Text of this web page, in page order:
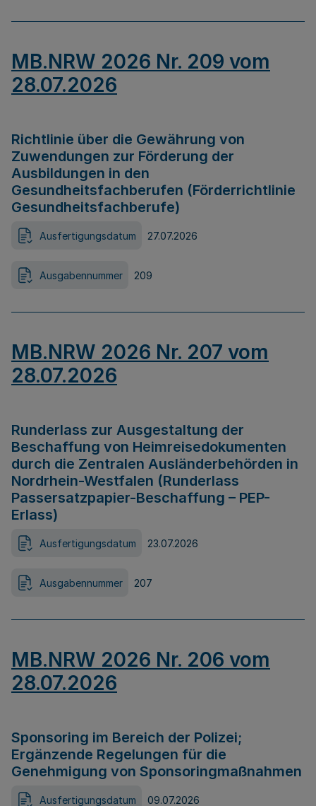
MB.NRW 2026 Nr. 209 vom
28.07.2026
Richtlinie über die Gewährung von
Zuwendungen zur Förderung der
Ausbildungen in den
Gesundheitsfachberufen (Förderrichtlinie
Gesundheitsfachberufe)
Ausfertigungsdatum 27.07.2026
Ausgabennummer 209
MB.NRW 2026 Nr. 207 vom
28.07.2026
Runderlass zur Ausgestaltung der
Beschaffung von Heimreisedokumenten
durch die Zentralen Ausländerbehörden in
Nordrhein-Westfalen (Runderlass
Passersatzpapier-Beschaffung – PEP-
Erlass)
Ausfertigungsdatum 23.07.2026
Ausgabennummer 207
MB.NRW 2026 Nr. 206 vom
28.07.2026
Sponsoring im Bereich der Polizei;
Ergänzende Regelungen für die
Genehmigung von Sponsoringmaßnahmen
Ausfertigungsdatum 09.07.2026